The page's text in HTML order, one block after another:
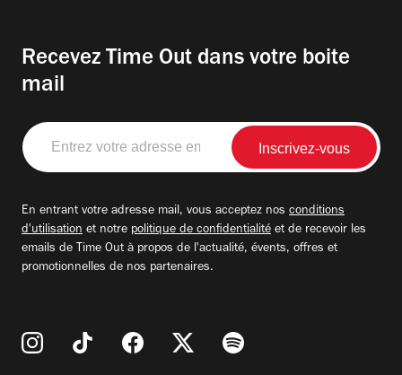
Recevez Time Out dans votre boite
mail
Entrez
votre
adresse
En entrant votre adresse mail, vous acceptez nos conditions
d'utilisation et notre politique de confidentialité et de recevoir les
emails de Time Out à propos de l'actualité, évents, offres et
promotionnelles de nos partenaires.